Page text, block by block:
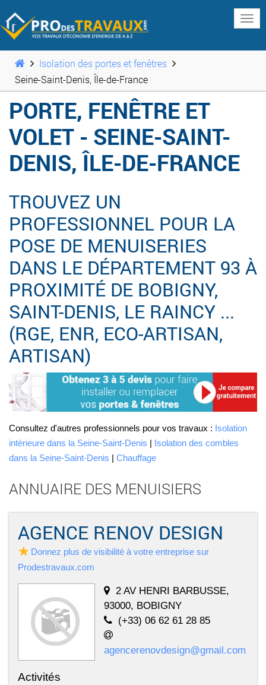
Isolation des portes et fenêtres
Seine-Saint-Denis, Île-de-France
PORTE, FENÊTRE ET
VOLET - SEINE-SAINT-
DENIS, ÎLE-DE-FRANCE
TROUVEZ UN
PROFESSIONNEL POUR LA
POSE DE MENUISERIES
DANS LE DÉPARTEMENT 93 À
PROXIMITÉ DE BOBIGNY,
SAINT-DENIS, LE RAINCY ...
(RGE, ENR, ECO-ARTISAN,
ARTISAN)
Consultez d'autres professionnels pour vos travaux : Isolation
intérieure dans la Seine-Saint-Denis | Isolation des combles
dans la Seine-Saint-Denis | Chauffage
ANNUAIRE DES MENUISIERS
AGENCE RENOV DESIGN
Donnez plus de visibilité à votre entreprise sur
Prodestravaux.com
2 AV HENRI BARBUSSE,
93000, BOBIGNY
(+33) 06 62 61 28 85
agencerenovdesign@gmail.com
Activités